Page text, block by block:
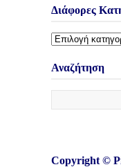
Διάφορες
Διάφορες
Άρθρων
Αναζήτηση
Copyright ©